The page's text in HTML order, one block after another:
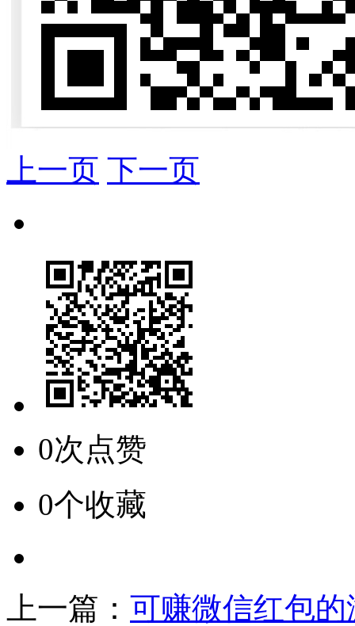
上一页 下一页
0次点赞
0个收藏
上一篇： 可赚微信红包的